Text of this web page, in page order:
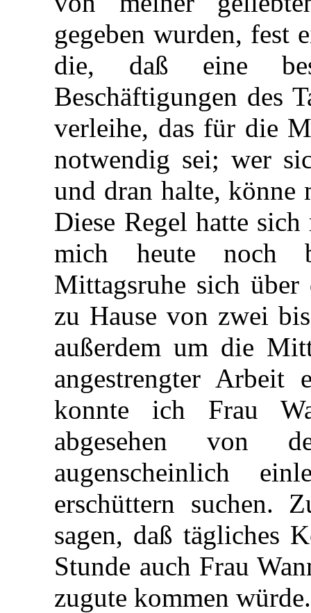
gegeben wurden, fest
die, daß eine
Beschäftigungen des
verleihe, das für die
notwendig sei; wer
und dran halte, könne
Diese Regel hatte
mich heute noch
Mittagsruhe sich
zu Hause von zwei
außerdem um die
angestrengter Arbeit
konnte ich Frau
abgesehen von
augenscheinlich
erschüttern suchen.
sagen, daß tägliches
Stunde auch Frau
zugute kommen würde.